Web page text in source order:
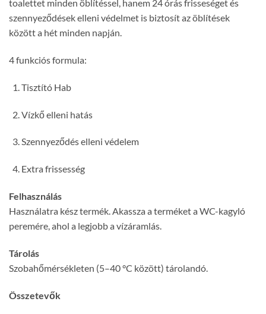
toalettet minden öblítéssel, hanem 24 órás frisseséget és
szennyeződések elleni védelmet is biztosít az öblítések
között a hét minden napján.
4 funkciós formula:
Tisztító Hab
Vízkő elleni hatás
Szennyeződés elleni védelem
Extra frissesség
Felhasználás
Használatra kész termék. Akassza a terméket a WC-kagyló
peremére, ahol a legjobb a vízáramlás.
Tárolás
Szobahőmérsékleten (5–40 °C között) tárolandó.
Összetevők